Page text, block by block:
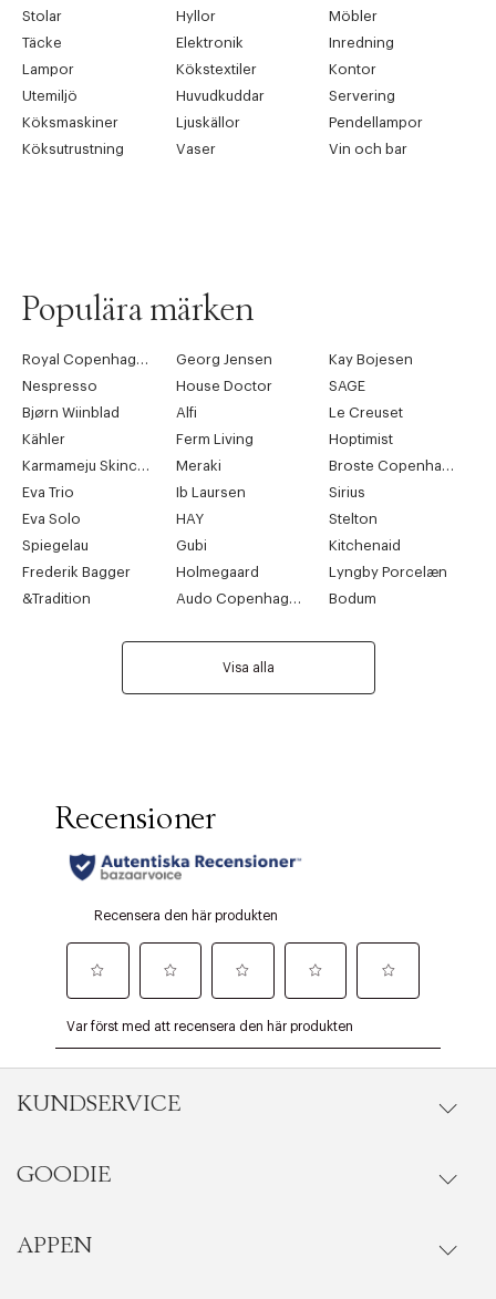
Stolar
Hyllor
Möbler
Täcke
Elektronik
Inredning
Lampor
Kökstextiler
Kontor
Utemiljö
Huvudkuddar
Servering
Köksmaskiner
Ljuskällor
Pendellampor
Köksutrustning
Vaser Vin och bar
Populära märken
Royal Copenhagen Georg Jensen
Kay Bojesen
Nespresso
House Doctor
SAGE
Bjørn Wiinblad
Alfi
Le Creuset
Kähler
Ferm Living
Hoptimist
Karmameju Skincare
Meraki
Broste Copenhagen
Eva Trio
Ib Laursen
Sirius
Eva Solo
HAY
Stelton
Spiegelau
Gubi
Kitchenaid
Frederik Bagger
Holmegaard
Lyngby Porcelæn
&Tradition
Audo Copenhagen Bodum
Visa alla
KUNDSERVICE
Onlineköp
Orderstatus
GOODIE
Förmåner
APPEN